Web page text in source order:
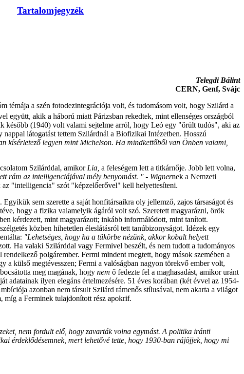
Tartalomjegyzék
Telegdi Bálint
CERN, Genf, Svájc
témája a szén fotodezintegrációja volt, és tudomásom volt, hogy Szilárd a
együtt, akik a háború miatt Párizsban rekedtek, mint ellenséges országból
később (1940) volt valami sejtelme arról, hogy Leó egy "őrült tudós", aki az
látogatást tettem Szilárdnál a Biofizikai Intézetben. Hosszú
kísérletező legyen mint Michelson. Ha mindkettőből van Önben valami,
Szilárddal, amikor Lia, a feleségem lett a titkárnője. Jobb lett volna,
rám az intelligenciájával mély benyomást. " - Wignernek a Nemzeti
"intelligencia" szót "képzelőerővel" kell helyettesíteni.
sem szerette a saját honfitársaikra oly jellemző, zajos társaságot és
hogy a fizika valamelyik ágáról volt szó. Szeretett magyarázni, örök
kérdezett, mint magyarázott; inkább informálódott, mint tanított.
közben hihetetlen éleslátásról tett tanúbizonyságot. Idézek egy
"Lehetséges, hogy ha a tükörbe nézünk, akkor kobalt helyett
Ha valaki Szilárddal vagy Fermivel beszélt, és nem tudott a tudományos
polgárember. Fermi mindent rnegtett, hogy mások szemében a
külső megtévesszen; Fermi a valóságban nagyon törekvő ember volt,
meg magának, hogy nem ő fedezte fel a maghasadást, amikor uránt
adatainak ilyen elegáns értelmezésére. 51 éves korában (két évvel az 1954-
azonban nem társult Szilárd rámenős stílusával, nem akarta a világot
míg a Ferminek tulajdonított rész apokrif.
nem fordult elő, hogy zavarták volna egymást. A politika iránti
érdeklődésemnek, mert lehetővé tette, hogy 1930-ban rájöjjek, hogy mi